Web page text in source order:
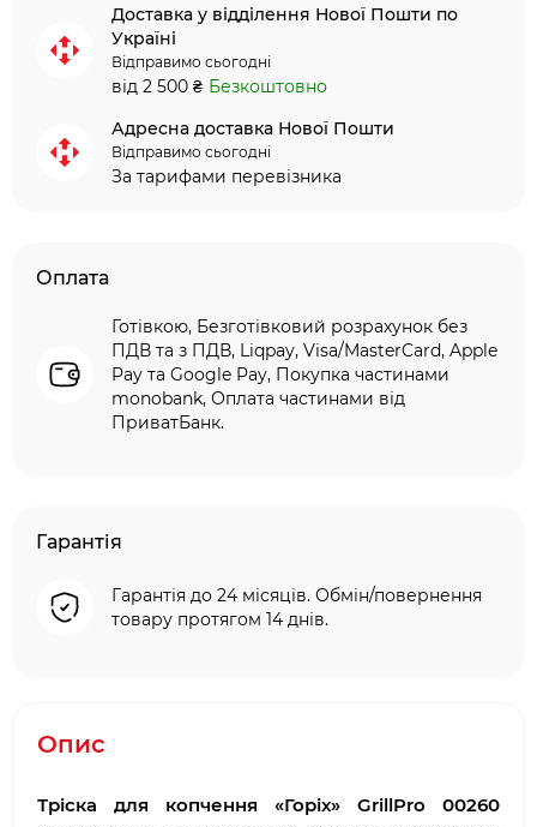
Доставка у відділення Нової Пошти по
Україні
Відправимо сьогодні
від 2 500 ₴ Безкоштовно
Адресна доставка Нової Пошти
Відправимо сьогодні
За тарифами перевізника
Оплата
Готівкою, Безготівковий розрахунок без
ПДВ та з ПДВ, Liqpay, Visa/MasterCard, Apple
Pay та Google Pay, Покупка частинами
monobank, Оплата частинами від
ПриватБанк.
Гарантія
Гарантія до 24 місяців. Обмін/повернення
товару протягом 14 днів.
Опис
Тріска для копчення «Горіх» GrillPro 00260